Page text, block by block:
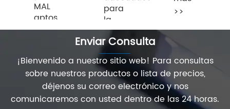
para
la
automatización
industrial?
1. El
perfil
del
cilindro
equivalente
interruptor
del
circuito,
que
controla
el
>>
más
Enviar Consulta
¡Bienvenido a nuestro sitio web! Para consultas
sobre nuestros productos o lista de precios,
déjenos su correo electrónico y nos
comunicaremos con usted dentro de las 24 horas.